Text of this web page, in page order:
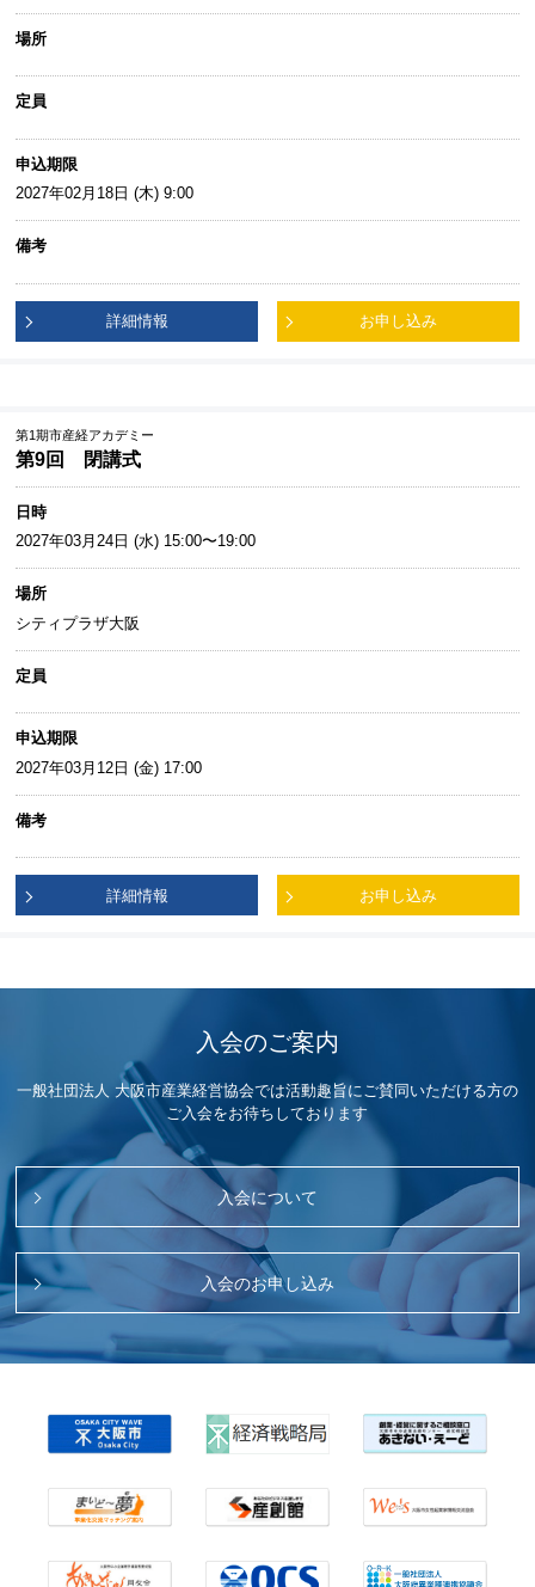
場所
定員
申込期限
2027年02月18日 (木) 9:00
備考
詳細情報 お申し込み
第1期市産経アカデミー
第9回 閉講式
日時
2027年03月24日 (水) 15:00〜19:00
場所
シティプラザ大阪
定員
申込期限
2027年03月12日 (金) 17:00
備考
詳細情報 お申し込み
入会のご案内
一般社団法人 大阪市産業経営協会では活動趣旨にご賛同いただける方の
ご入会をお待ちしております
入会について
入会のお申し込み